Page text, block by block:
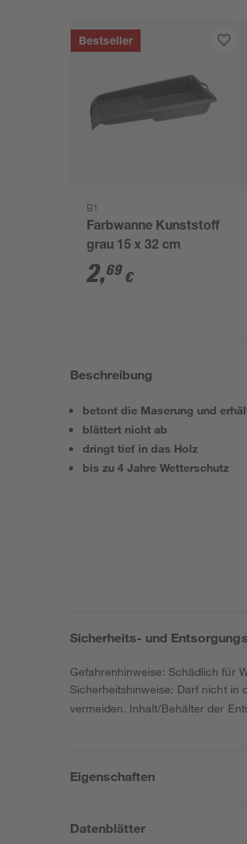
Bestseller
B1
Farbwanne Kunststoff
grau 15 x 32 cm
2,69 €
Beschreibung
betont die Maserung und
blättert nicht ab
dringt tief in das Holz
bis zu 4 Jahre Wetterschutz
Sicherheits- und
Gefahrenhinweise: Schädlich für
Sicherheitshinweise: Darf nicht in
vermeiden. Inhalt/Behälter der
Eigenschaften
Datenblätter